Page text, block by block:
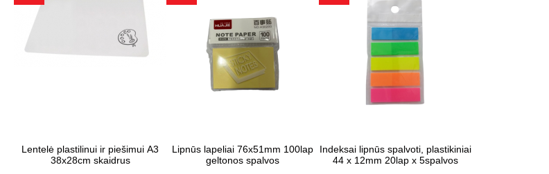
Lentelė plastilinui ir piešimui A3
38x28cm skaidrus
Lipnūs lapeliai 76x51mm 100lap
geltonos spalvos
Indeksai lipnūs spalvoti, plastikiniai
44 x 12mm 20lap x 5spalvos